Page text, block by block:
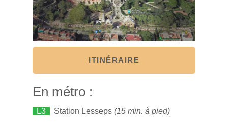
ITINÉRAIRE
En métro :
L3 Station Lesseps (15 min. à pied)